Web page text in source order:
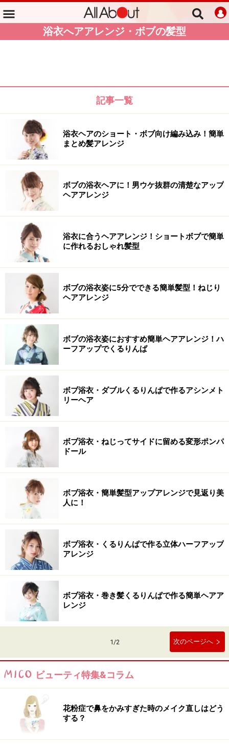
浴衣へアアレンジ・ボブの髪型
記事一覧
浴衣ヘアのショート・ボブ向け編み込み！簡単
まとめ髪アレンジ
ボブの浴衣ヘアに！男ウケ抜群の清楚なアップ
ヘアアレンジ
浴衣に合うヘアアレンジ！ショートボブで簡単
に作れるおしゃれ髪型
ボブの浴衣姿に5分でできる簡単髪型！ねじり
ヘアアレンジ
ボブの浴衣姿におすすめ簡単ヘアアレンジ！ハ
ーフアップでくるりんぱ
ボブ浴衣・ダブルくるりんぱで作るアシンメト
リーヘア
ボブ浴衣・ねじってサイドに留める変形ポンパ
ドール
ボブ浴衣・簡単髪型アップアレンジで見返り美
人に！
ボブ浴衣・くるりんぱで作る立体ハーフアップ
アレンジ
ボブ浴衣・巻き髪くるりんぱで作る簡単ヘアア
レンジ
1/2 次のページへ
ビューティ特集&コラム
花粉症で鼻をかみすぎた時のメイク直しはどう
する？